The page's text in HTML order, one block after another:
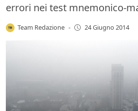
errori nei test mnemonico-
Team Redazione - 24 Giugno 2014